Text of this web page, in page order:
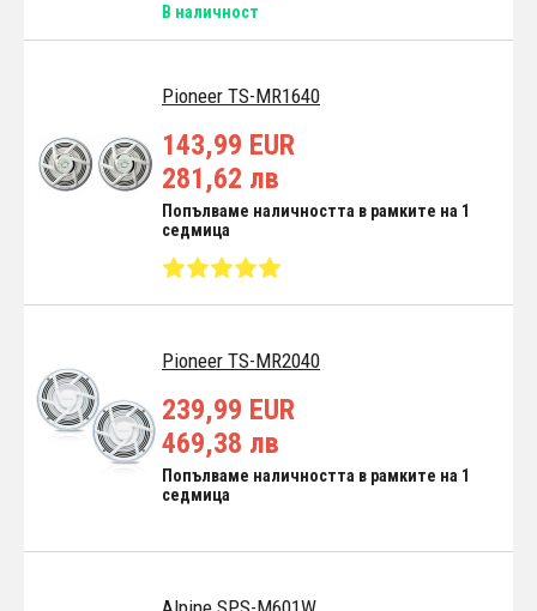
В наличност
Pioneer TS-MR1640
143,99 EUR
281,62 лв
Попълваме наличността в рамките на 1
седмица
Pioneer TS-MR2040
239,99 EUR
469,38 лв
Попълваме наличността в рамките на 1
седмица